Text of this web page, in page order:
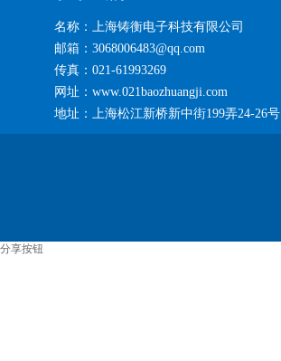
名称：上海铸衡电子科技有限公司
邮箱：3068006483@qq.com
传真：021-61993269
网址：www.021baozhuangji.com
地址：上海松江新桥新中街199弄24-26号
分享按钮